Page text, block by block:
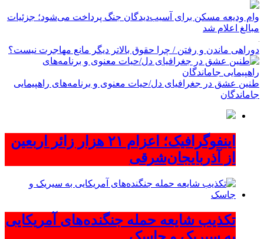
وام ودیعه مسکن برای آسیب‌دیدگان جنگ پرداخت می‌شود؛ جزئیات
مبالغ اعلام شد
دوراهی ماندن و رفتن / چرا حقوق بالاتر دیگر مانع مهاجرت نیست؟
طنین عشق در جغرافیای دل/حیات معنوی و برنامه‌های راهپیمایی
جاماندگان
اینفوگرافیک؛ اعزام ۲۱ هزار زائر اربعین
از آذربایجان‌شرقی
تکذیب شایعه حمله جنگنده‌های آمریکایی